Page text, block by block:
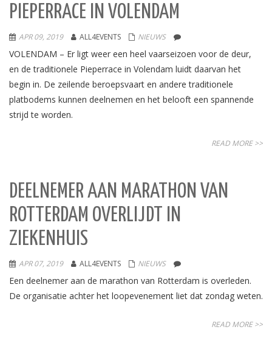
PIEPERRACE IN VOLENDAM
APR 09, 2019 ALL4EVENTS NIEUWS
VOLENDAM – Er ligt weer een heel vaarseizoen voor de deur,
en de traditionele Pieperrace in Volendam luidt daarvan het
begin in. De zeilende beroepsvaart en andere traditionele
platbodems kunnen deelnemen en het belooft een spannende
strijd te worden.
READ MORE >>
DEELNEMER AAN MARATHON VAN
ROTTERDAM OVERLIJDT IN
ZIEKENHUIS
APR 07, 2019 ALL4EVENTS NIEUWS
Een deelnemer aan de marathon van Rotterdam is overleden.
De organisatie achter het loopevenement liet dat zondag weten.
READ MORE >>